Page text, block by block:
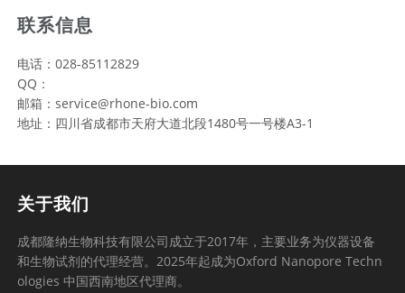
联系信息
电话：028-85112829
QQ：
邮箱：service@rhone-bio.com
地址：四川省成都市天府大道北段1480号一号楼A3-1
关于我们
成都隆纳生物科技有限公司成立于2017年，主要业务为仪器设备
和生物试剂的代理经营。2025年起成为Oxford Nanopore Techn
ologies 中国西南地区代理商。